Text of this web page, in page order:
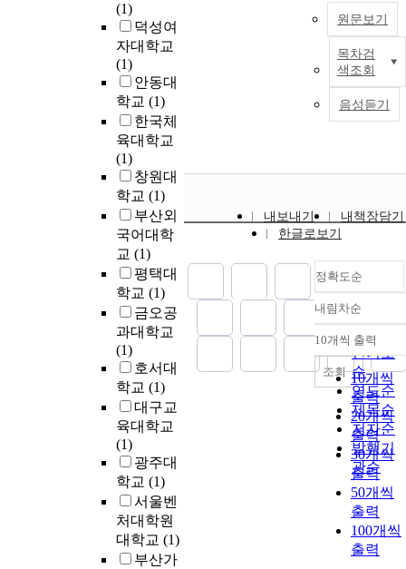
(1)
덕성여
자대학교
(1)
안동대
학교 (1)
한국체
육대학교
(1)
창원대
학교 (1)
부산외
국어대학
교 (1)
평택대
학교 (1)
금오공
과대학교
(1)
호서대
학교 (1)
대구교
육대학교
(1)
광주대
학교 (1)
서울벤
처대학원
대학교 (1)
부산가
원문보기
목차검
색조회
음성듣기
내보내기
내책장담기
한글로보기
정확도순
정확도
순
인기도
순
연도순
제목순
저자순
발행기
관순
내림차순
내림차
10개씩 출력
10개씩
출력
20개씩
출력
30개씩
출력
50개씩
출력
100개씩
출력
조회